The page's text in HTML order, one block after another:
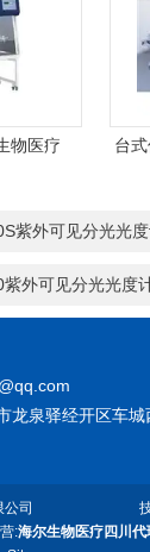
物医疗
台
紫外可见分光光
紫外可见分光光度
龙泉驿经开区车
司
:海尔生物医疗四川代